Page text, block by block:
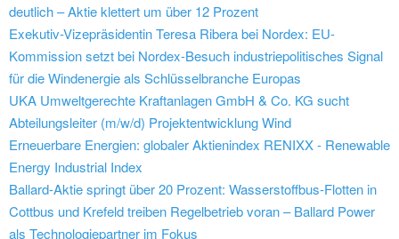
deutlich – Aktie klettert um über 12 Prozent
Exekutiv-Vizepräsidentin Teresa Ribera bei Nordex: EU-
Kommission setzt bei Nordex-Besuch industriepolitisches Signal
für die Windenergie als Schlüsselbranche Europas
UKA Umweltgerechte Kraftanlagen GmbH & Co. KG sucht
Abteilungsleiter (m/w/d) Projektentwicklung Wind
Erneuerbare Energien: globaler Aktienindex RENIXX - Renewable
Energy Industrial Index
Ballard-Aktie springt über 20 Prozent: Wasserstoffbus-Flotten in
Cottbus und Krefeld treiben Regelbetrieb voran – Ballard Power
als Technologiepartner im Fokus